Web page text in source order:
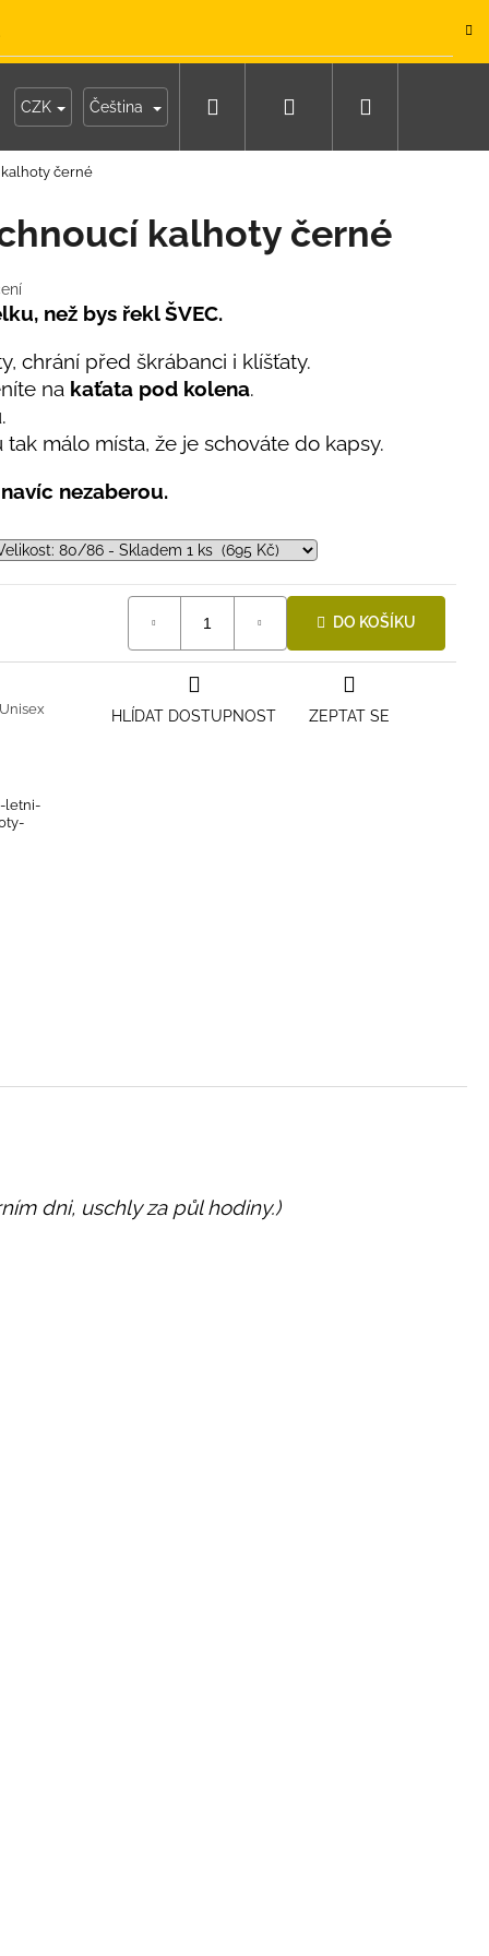
Moje objednávka
CZK Čeština Hledat Přihlášení
černé
kalhoty černé
než bys řekl ŠVEC.
chrání před škrábanci i klíšťaty.
na kaťata pod kolena.
málo místa, že je schováte do kapsy.
nezaberou.
DO KOŠÍKU
Unisex
letni-
ZEPTAT SE
HLÍDAT DOSTUPNOST
dni, uschly za půl hodiny.)